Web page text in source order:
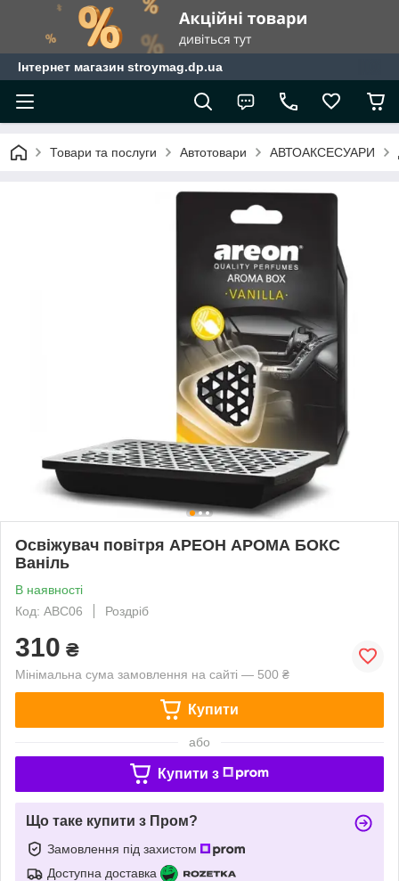
Інтернет магазин stroymag.dp.ua
Товари та послуги Автотовари АВТОАКСЕСУАРИ
Освіжувач повітря АРЕОН АРОМА БОКС
Ваніль
В наявності
Код: ABC06
Роздріб
310 ₴
Мінімальна сума замовлення на сайті — 500 ₴
Купити
або
Купити з
Що таке купити з Пром?
Замовлення під захистом
Доступна доставка